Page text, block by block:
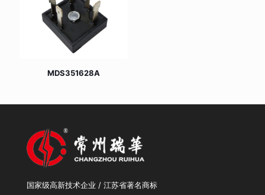
MDS351628A
国家级高新技术企业 / 江苏省著名商标